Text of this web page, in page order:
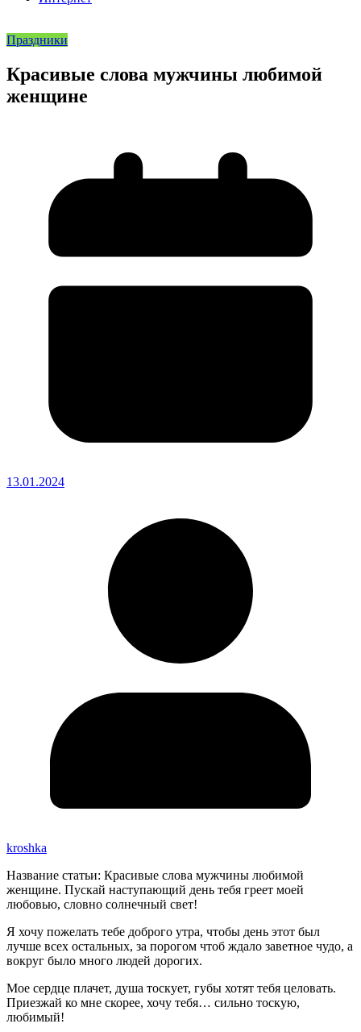
Праздники
Красивые слова мужчины любимой
женщине
13.01.2024
kroshka
Название статьи: Красивые слова мужчины любимой
женщине. Пускай наступающий день тебя греет моей
любовью, словно солнечный свет!
Я хочу пожелать тебе доброго утра, чтобы день этот был
лучше всех остальных, за порогом чтоб ждало заветное чудо, а
вокруг было много людей дорогих.
Мое сердце плачет, душа тоскует, губы хотят тебя целовать.
Приезжай ко мне скорее, хочу тебя… сильно тоскую,
любимый!